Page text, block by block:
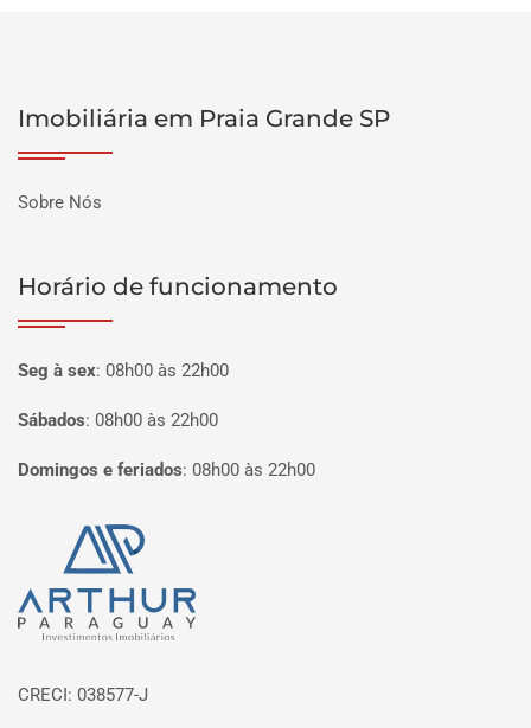
Imobiliária em Praia Grande SP
Sobre Nós
Horário de funcionamento
Seg à sex: 08h00 às 22h00
Sábados: 08h00 às 22h00
Domingos e feriados: 08h00 às 22h00
Página inicial
CRECI: 038577-J